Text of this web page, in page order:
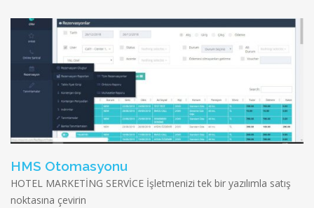
HMS Otomasyonu
HOTEL MARKETİNG SERVİCE İşletmenizi tek bir yazılımla satış
noktasına çevirin